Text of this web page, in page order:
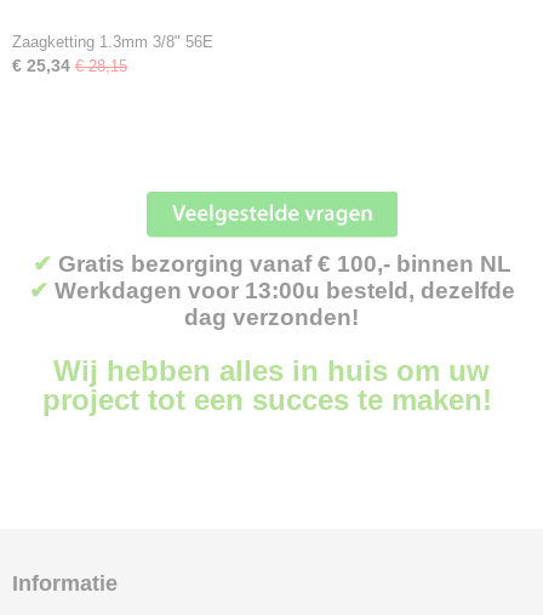
Zaagketting 1.3mm 3/8" 56E
€ 25,34 € 28,15
✔ Gratis bezorging vanaf € 100,- binnen NL
✔ Werkdagen voor 13:00u besteld, dezelfde
dag verzonden!
Wij hebben alles in huis om uw
project tot een succes te maken!
Informatie